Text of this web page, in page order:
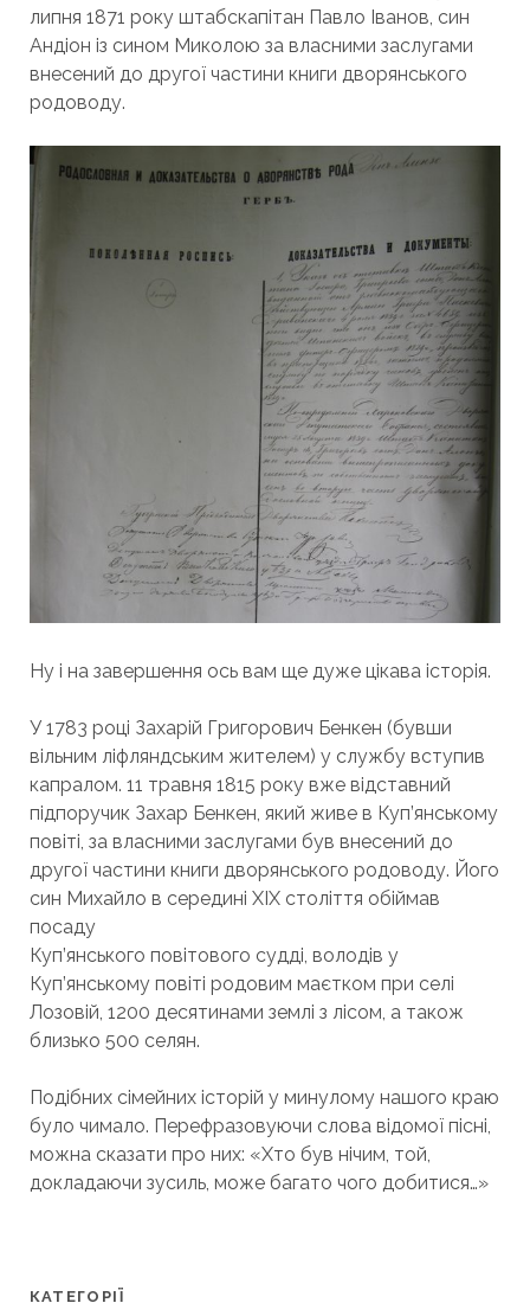
липня 1871 року штабскапітан Павло Іванов, син
Андіон із сином Миколою за власними заслугами
внесений до другої частини книги дворянського
родоводу.
Ну і на завершення ось вам ще дуже цікава історія.
У 1783 році Захарій Григорович Бенкен (бувши
вільним ліфляндським жителем) у службу вступив
капралом. 11 травня 1815 року вже відставний
підпоручик Захар Бенкен, який живе в Куп’янському
повіті, за власними заслугами був внесений до
другої частини книги дворянського родоводу. Його
син Михайло в середині XIX століття обіймав
посаду
Куп’янського повітового судді, володів у
Куп’янському повіті родовим маєтком при селі
Лозовій, 1200 десятинами землі з лісом, а також
близько 500 селян.
Подібних сімейних історій у минулому нашого краю
було чимало. Перефразовуючи слова відомої пісні,
можна сказати про них: «Хто був нічим, той,
докладаючи зусиль, може багато чого добитися…»
КАТЕГОРІЇ